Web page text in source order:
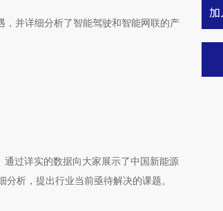
，并详细分析了智能驾驶和智能网联的产
过详实的数据向大家展示了中国新能源
析，提出行业当前亟待解决的课题。